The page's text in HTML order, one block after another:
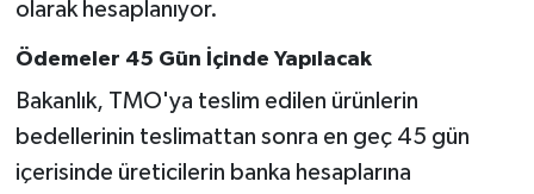
olarak hesaplanıyor.
Ödemeler 45 Gün İçinde Yapılacak
Bakanlık, TMO'ya teslim edilen ürünlerin
bedellerinin teslimattan sonra en geç 45 gün
içerisinde üreticilerin banka hesaplarına